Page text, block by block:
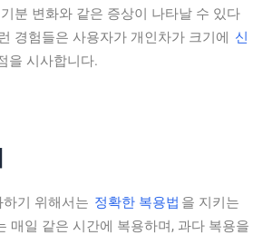
분 변화와 같은 증상이 나타날 수 있다
경험들은 사용자가 개인차가 크기에
신
을 시사합니다.
기 위해서는 정확한 복용법 을 지키는
매일 같은 시간에 복용하며, 과다 복용을